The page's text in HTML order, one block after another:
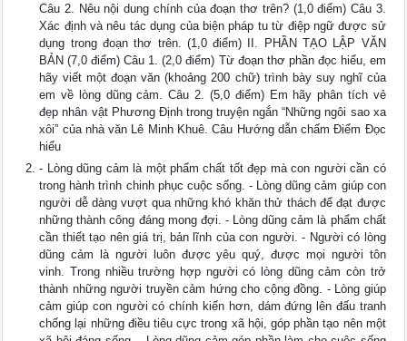
Câu 2. Nêu nội dung chính của đoạn thơ trên? (1,0 điểm) Câu 3.
Xác định và nêu tác dụng của biện pháp tu từ điệp ngữ được sử
dụng trong đoạn thơ trên. (1,0 điểm) II. PHẦN TẠO LẬP VĂN
BẢN (7,0 điểm) Câu 1. (2,0 điểm) Từ đoạn thơ phần đọc hiểu, em
hãy viết một đoạn văn (khoảng 200 chữ) trình bày suy nghĩ của
em về lòng dũng cảm. Câu 2. (5,0 điểm) Em hãy phân tích vẻ
đẹp nhân vật Phương Định trong truyện ngắn “Những ngôi sao xa
xôi” của nhà văn Lê Minh Khuê. Câu Hướng dẫn chấm Điểm Đọc
hiểu
- Lòng dũng cảm là một phẩm chất tốt đẹp mà con người cần có
trong hành trình chinh phục cuộc sống. - Lòng dũng cảm giúp con
người dễ dàng vượt qua những khó khăn thử thách để đạt được
những thành công đáng mong đợi. - Lòng dũng cảm là phẩm chất
cần thiết tạo nên giá trị, bản lĩnh của con người. - Người có lòng
dũng cảm là người luôn được yêu quý, được mọi người tôn
vinh. Trong nhiều trường hợp người có lòng dũng cảm còn trở
thành những người truyền cảm hứng cho cộng đồng. - Lòng giúp
cảm giúp con người có chính kiến hơn, dám đứng lên đấu tranh
chống lại những điều tiêu cực trong xã hội, góp phần tạo nên một